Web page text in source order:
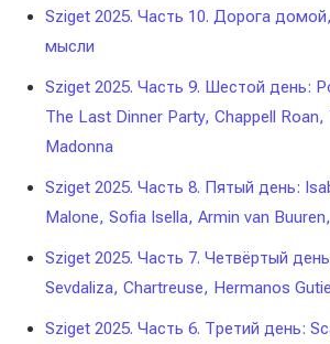
Sziget 2025. Часть 10. Дорога
мысли
Sziget 2025. Часть 9. Шестой день:
The Last Dinner Party, Chappell Roan,
Madonna
Sziget 2025. Часть 8. Пятый день:
Malone, Sofia Isella, Armin van
Sziget 2025. Часть 7. Четвёртый
Sevdaliza, Chartreuse, Hermanos
Sziget 2025. Часть 6. Третий день: